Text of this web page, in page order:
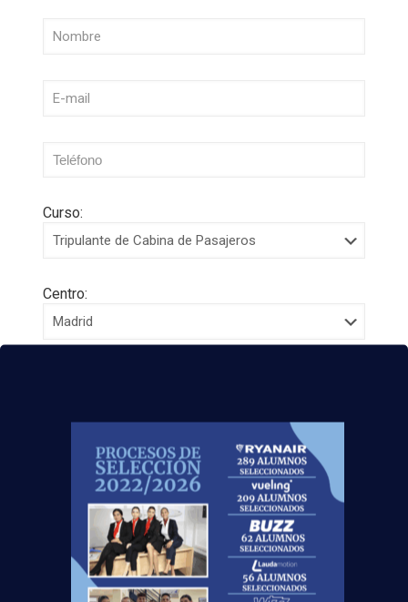
Curso:
Centro:
Acepto laPolítica de Privacidad
EUROCOLLEGE OXFORD ENGLISH INSTITUTE S.L.
le informa que tratará los datos personales que
facilite con la finalidad de gestionar su consulta y
darle respuesta. Puede ejercer sus derechos de
protección de datos a través del e-mail
escuelasuperioraeronautica.com. Para más
información, por favor, consulte nuestraPolítica de